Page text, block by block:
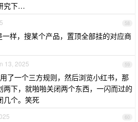
究下…
58
样，搜某个产品，置顶全部挂的对应商
59
13, 2025
了一个三方规则，然后浏览小红书，那
两下，就啪啪关闭两个东西，一闪而过的
几个。笑死
60